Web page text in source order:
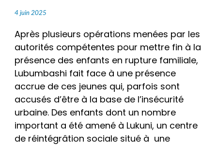
4 juin 2025
Après plusieurs opérations menées par les
autorités compétentes pour mettre fin à la
présence des enfants en rupture familiale,
Lubumbashi fait face à une présence
accrue de ces jeunes qui, parfois sont
accusés d’être à la base de l’insécurité
urbaine. Des enfants dont un nombre
important a été amené à Lukuni, un centre
de réintégrâtion sociale situé à une